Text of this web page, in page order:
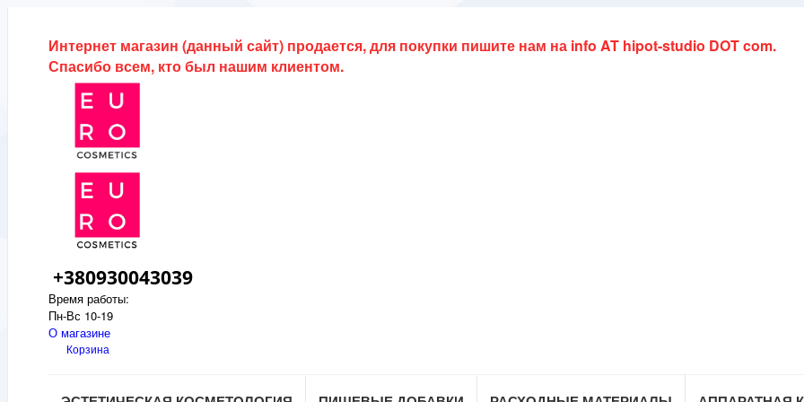
Интернет магазин (данный сайт) продается, для покупки пишите нам на info AT hipot-studio DOT com.
Спасибо всем, кто был нашим клиентом.
+380930043039
Время работы:
Пн-Вс 10-19
О магазине
Корзина